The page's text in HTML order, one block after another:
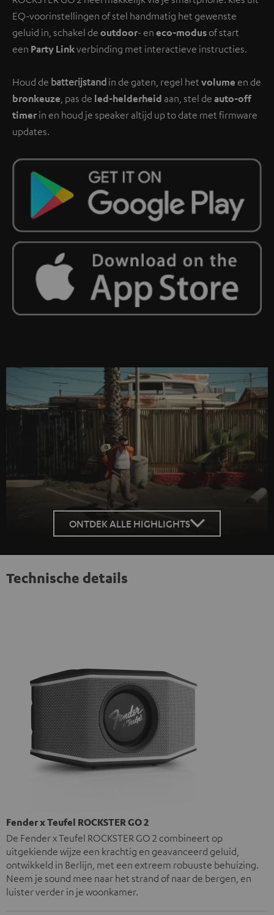
EQ-voorinstellingen of stel handmatig het gewenste
geluid in, schakel de outdoor- en eco-modusof start
een Party Linkverbinding met interactieve instructies.
Houd de batterijstand in de gaten, regel het volume en de
bronkeuze , pas de led-helderheid aan, stel de auto-off
timer in en houd je speaker altijd up to date met firmware
updates.
ONTDEK ALLE HIGHLIGHTS
Technische details
Fender x Teufel ROCKSTER GO 2
De Fender x Teufel ROCKSTER GO 2 combineert op
uitgekiende wijze een krachtig en geavanceerd geluid,
ontwikkeld in Berlijn, met een extreem robuuste behuizing.
Neem je sound mee naar het strand of naar de bergen, en
luister verder in je woonkamer.